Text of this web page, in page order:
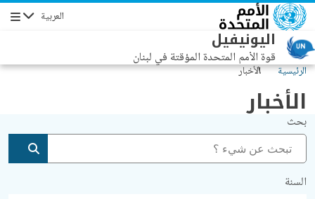
تجاوز إلى المحتوى الرئيسي العربية التنقل
اليونيفيل
قوة الأمم المتحدة المؤقتة في لبنان
الرئيسية الأخبار
الأخبار
بحث
إضافة
السنة